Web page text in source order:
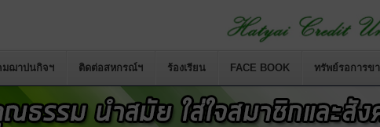
มฌาปนกิจฯ ติดต่อสหกรณ์ฯ ร้องเรียน FACE BOOK ทรัพย์รอการข